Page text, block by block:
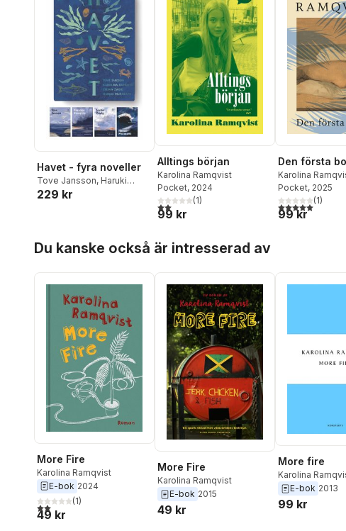
Havet - fyra noveller
Tove Jansson, Haruki
Murakami
229 kr
Alltings början
Karolina Ramqvist
Pocket, 2024
2,0utav 5 stjärnor. Totalt antal röster:
(1)
99 kr
Den första
Karolina
Pocket, 2025
5,0utav 5(1)
99 kr
Du kanske också är intresserad av
More Fire
Karolina Ramqvist
E-bok 2024
2,0utav 5 stjärnor. Totalt antal röster:
(1)
49 kr
More Fire
Karolina Ramqvist
E-bok 2015
49 kr
More fire
Karolina
E-bok 2013
99 kr